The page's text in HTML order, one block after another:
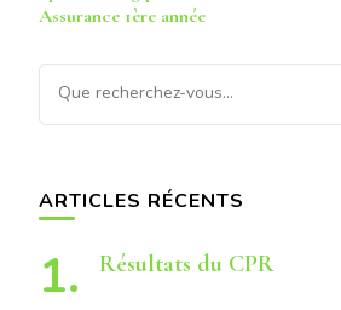
Assurance 1ère année
Vous
recherchiez
ARTICLES RÉCENTS
Résultats du CPR